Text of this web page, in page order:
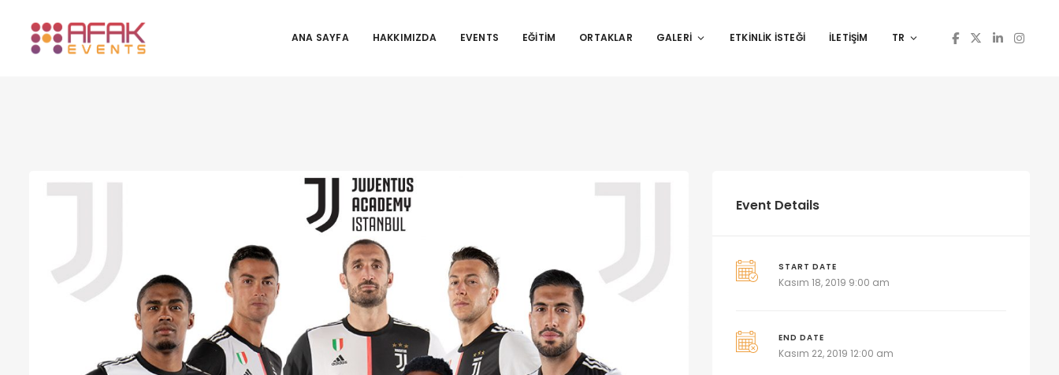
ANA SAYFA HAKKIMIZDA EVENTS EĞITIM ORTAKLAR GALERI ETKINLIK İSTEĞI İLETİŞİM TR
Event Details
START DATE
Kasım 18, 2019 9:00 am
END DATE
Kasım 22, 2019 12:00 am